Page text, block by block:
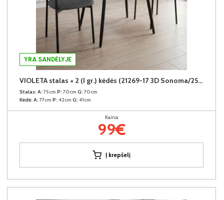
YRA SANDĖLYJE
VIOLETA stalas + 2 (I gr.) kėdės (21269-17 3D Sonoma/25-55 Pilkas)
Stalas: A: 75cm P: 70cm G: 70cm
Kėdė: A: 77cm P: 42cm G: 41cm
Kaina:
99€
Į krepšelį